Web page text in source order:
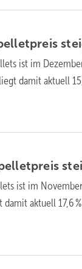
ist im
da­mit ak­tu­ell
ist im
ak­tu­ell 17,6